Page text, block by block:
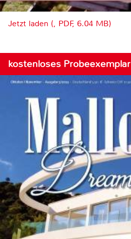
Jetzt laden (, PDF, 6.04 MB)
kostenloses Probeexemplar